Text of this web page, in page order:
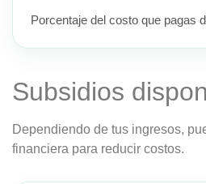
Porcentaje del costo que pagas
Subsidios
Dependiendo de tus ingresos,
financiera para reducir costos.